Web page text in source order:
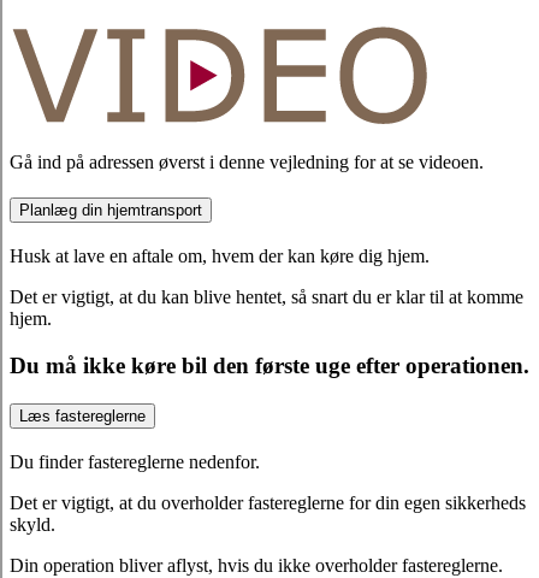
Gå ind på adressen øverst i denne vejledning for at se videoen.
Planlæg din hjemtransport
Husk at lave en aftale om, hvem der kan køre dig hjem.
Det er vigtigt, at du kan blive hentet, så snart du er klar til at komme
hjem.
Du må ikke køre bil den første uge efter operationen.
Læs fastereglerne
Du finder fastereglerne nedenfor.
Det er vigtigt, at du overholder fastereglerne for din egen sikkerheds
skyld.
Din operation bliver aflyst, hvis du ikke overholder fastereglerne.